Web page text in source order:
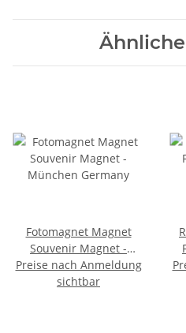
Fotomagnet Magnet
Souvenir Magnet -
München Germany
Preise nach Anmeldung
sichtbar